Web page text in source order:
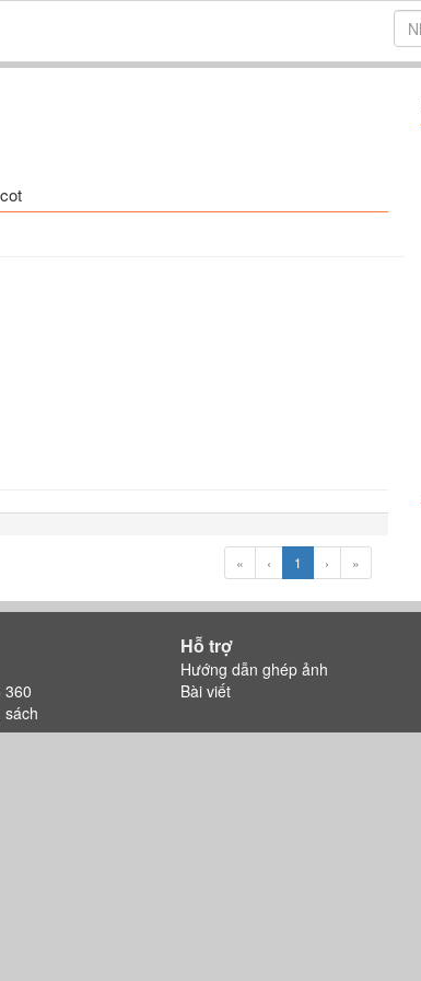
« ‹ 1 › »
360
Hỗ trợ
Hướng dẫn ghép ảnh
Bài viết